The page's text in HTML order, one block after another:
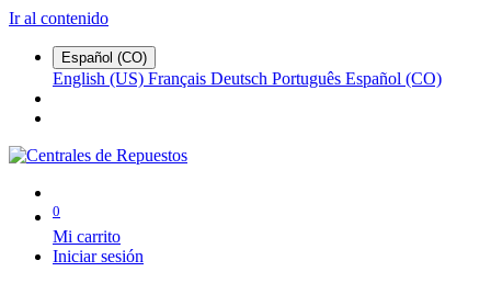
Ir al contenido
Español (CO)
English (US) Français Deutsch Português Español (CO)
0
Mi carrito
Iniciar sesión